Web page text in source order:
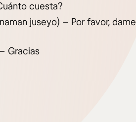
cuesta?
juseyo) – Por favor,
Gracias